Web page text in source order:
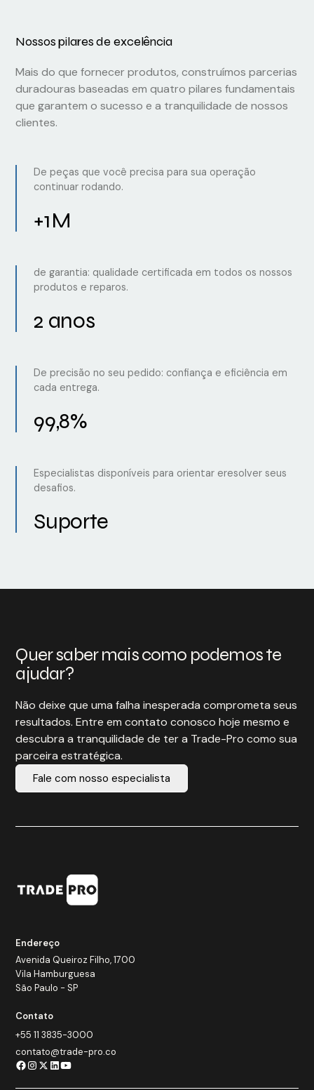
Nossos pilares de excelência
Mais do que fornecer produtos, construímos parcerias
duradouras baseadas em quatro pilares fundamentais
que garantem o sucesso e a tranquilidade de nossos
clientes.
De peças que você precisa para sua operação
continuar rodando.
+1M
de garantia: qualidade certificada em todos os nossos
produtos e reparos.
2 anos
De precisão no seu pedido: confiança e eficiência em
cada entrega.
99,8%
Especialistas disponíveis para orientar eresolver seus
desafios.
Suporte
Quer saber mais como podemos te
ajudar?
Não deixe que uma falha inesperada comprometa seus
resultados. Entre em contato conosco hoje mesmo e
descubra a tranquilidade de ter a Trade-Pro como sua
parceira estratégica.
Fale com nosso especialista
Endereço
Avenida Queiroz Filho, 1700
Vila Hamburguesa
São Paulo - SP
Contato
+55 11 3835-3000
contato@trade-pro.co